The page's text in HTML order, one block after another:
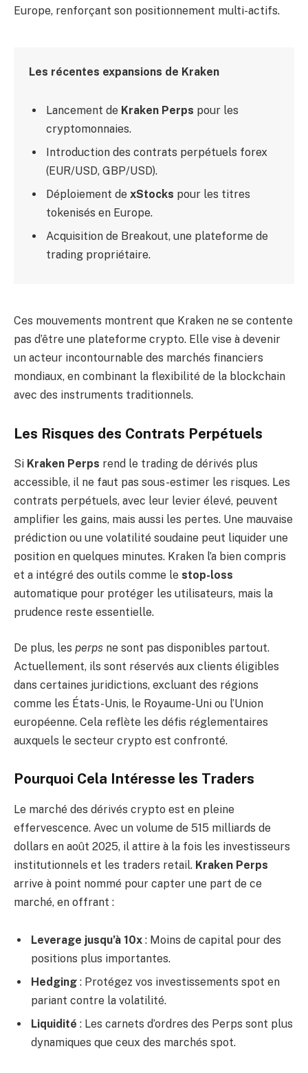
Europe, renforçant son positionnement multi-actifs.
Les récentes expansions de Kraken
Lancement de Kraken Perps pour les
cryptomonnaies.
Introduction des contrats perpétuels forex
(EUR/USD, GBP/USD).
Déploiement dexStocks pour les titres
tokenisés en Europe.
Acquisition de Breakout, une plateforme de
trading propriétaire.
Ces mouvements montrent que Kraken ne se contente
pas d’être une plateforme crypto. Elle vise à devenir
un acteur incontournable des marchés financiers
mondiaux, en combinant la flexibilité de la blockchain
avec des instruments traditionnels.
Les Risques des Contrats Perpétuels
Si Kraken Perps rend le trading de dérivés plus
accessible, il ne faut pas sous-estimer les risques. Les
contrats perpétuels, avec leur levier élevé, peuvent
amplifier les gains, mais aussi les pertes. Une mauvaise
prédiction ou une volatilité soudaine peut liquider une
position en quelques minutes. Kraken l’a bien compris
et a intégré des outils comme le stop-loss
automatique pour protéger les utilisateurs, mais la
prudence reste essentielle.
De plus, les perps ne sont pas disponibles partout.
Actuellement, ils sont réservés aux clients éligibles
dans certaines juridictions, excluant des régions
comme les États-Unis, le Royaume-Uni ou l’Union
européenne. Cela reflète les défis réglementaires
auxquels le secteur crypto est confronté.
Pourquoi Cela Intéresse les Traders
Le marché des dérivés crypto est en pleine
effervescence. Avec un volume de 515 milliards de
dollars en août 2025, il attire à la fois les investisseurs
institutionnels et les traders retail. Kraken Perps
arrive à point nommé pour capter une part de ce
marché, en offrant :
Leverage jusqu’à 10x : Moins de capital pour des
positions plus importantes.
Hedging : Protégez vos investissements spot en
pariant contre la volatilité.
Liquidité : Les carnets d’ordres des Perps sont plus
dynamiques que ceux des marchés spot.